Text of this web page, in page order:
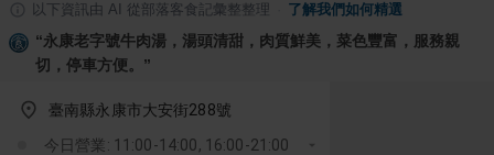
以下資訊由 AI 從部落客食記彙整整理 了解我們如何精選
“永康老字號牛肉湯，湯頭清甜，肉質鮮美，菜色豐富，服務親
切，停車方便。 ”
臺南縣永康市大安街288號
今日營業: 11:00-14:00, 16:00-21:00